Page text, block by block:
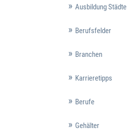
Ausbildung Städte
Berufsfelder
Branchen
Karrieretipps
Berufe
Gehälter